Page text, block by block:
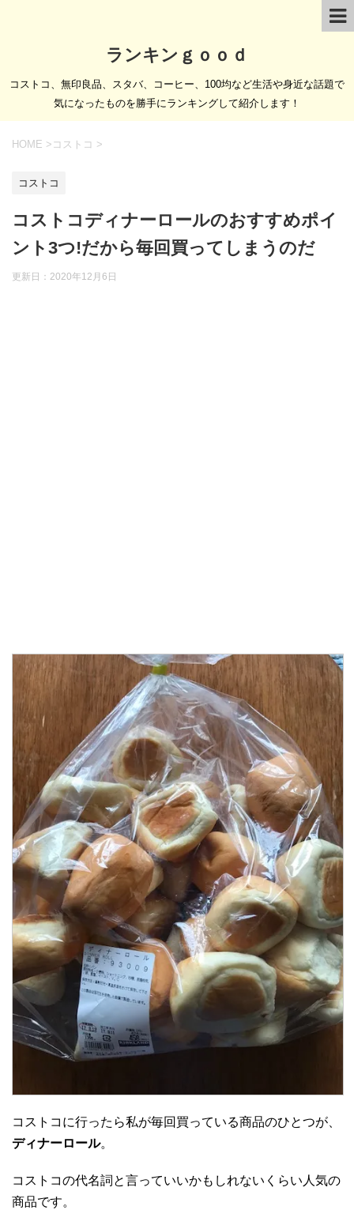
ランキンｇｏｏｄ
コストコ、無印良品、スタバ、コーヒー、100均など生活や身近な話題で
気になったものを勝手にランキングして紹介します！
HOME > コストコ >
コストコ
コストコディナーロールのおすすめポイ
ント3つ!だから毎回買ってしまうのだ
更新日： 2020年12月6日
コストコに行ったら私が毎回買っている商品のひとつが、
ディナーロール。
コストコの代名詞と言っていいかもしれないくらい人気の
商品です。